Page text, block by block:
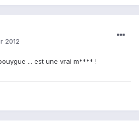
2012
... est une vrai m**** !